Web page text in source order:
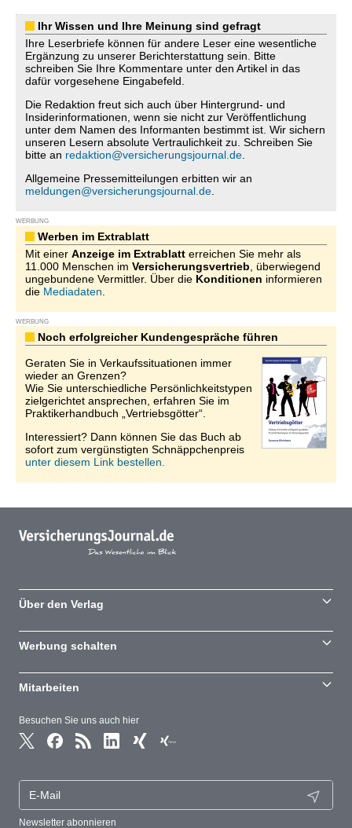
Ihr Wissen und Ihre Meinung sind gefragt
Ihre Leserbriefe können für andere Leser eine wesentliche
Ergänzung zu unserer Berichterstattung sein. Bitte
schreiben Sie Ihre Kommentare unter den Artikel in das
dafür vorgesehene Eingabefeld.
Die Redaktion freut sich auch über Hintergrund- und
Insiderinformationen, wenn sie nicht zur Veröffentlichung
unter dem Namen des Informanten bestimmt ist. Wir sichern
unseren Lesern absolute Vertraulichkeit zu. Schreiben Sie
bitte an redaktion@versicherungsjournal.de
Allgemeine Pressemitteilungen erbitten wir an
meldungen@versicherungsjournal.de
WERBUNG
Werben im Extrablatt
Mit einer Anzeige im Extrablatt erreichen Sie mehr als
11.000 Menschen im Versicherungsvertrieb , überwiegend
ungebundene Vermittler. Über die Konditionen informieren
die Mediadaten
WERBUNG
Noch erfolgreicher Kundengespräche führen
Geraten Sie in Verkaufssituationen immer
wieder an Grenzen?
Wie Sie unterschiedliche Persönlichkeitstypen
zielgerichtet ansprechen, erfahren Sie im
Praktikerhandbuch „Vertriebsgötter“.
Interessiert? Dann können Sie das Buch ab
sofort zum vergünstigten Schnäppchenpreis
unter diesem Link bestellen.
Besuchen Sie uns auch hier
Newsletter abonnieren
Über den Verlag
Werbung schalten
Mitarbeiten